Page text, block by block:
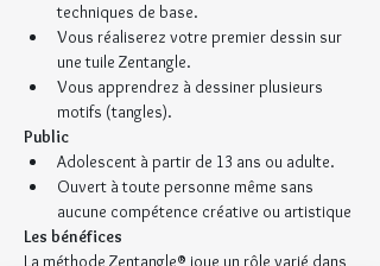
techniques de base.
Vous réaliserez votre premier dessin sur
une tuile Zentangle.
Vous apprendrez à dessiner plusieurs
motifs (tangles).
Public
Adolescent à partir de 13 ans ou adulte.
Ouvert à toute personne même sans
aucune compétence créative ou artistique
​Les bénéfices